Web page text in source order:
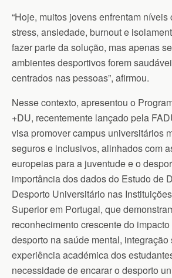
“Hoje, muitos jovens enfrentam níveis
stress, ansiedade, burnout e
fazer parte da solução, mas apenas
ambientes desportivos forem
centrados nas pessoas”, afirmou.
Nesse contexto, apresentou o
+DU, recentemente lançado pela
visa promover campus universitários
seguros e inclusivos, alinhados com
europeias para a juventude e o
importância dos dados do Estudo de
Desporto Universitário nas
Superior em Portugal, que
reconhecimento crescente do
desporto na saúde mental, integração
experiência académica dos
necessidade de encarar o desporto